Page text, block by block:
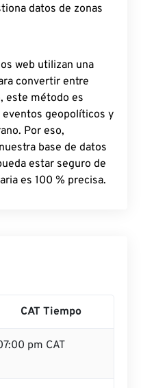
datos de zonas
web utilizan una
convertir entre
este método es
geopolíticos y
Por eso,
base de datos
estar seguro de
es 100 % precisa.
CAT Tiempo
pm CAT